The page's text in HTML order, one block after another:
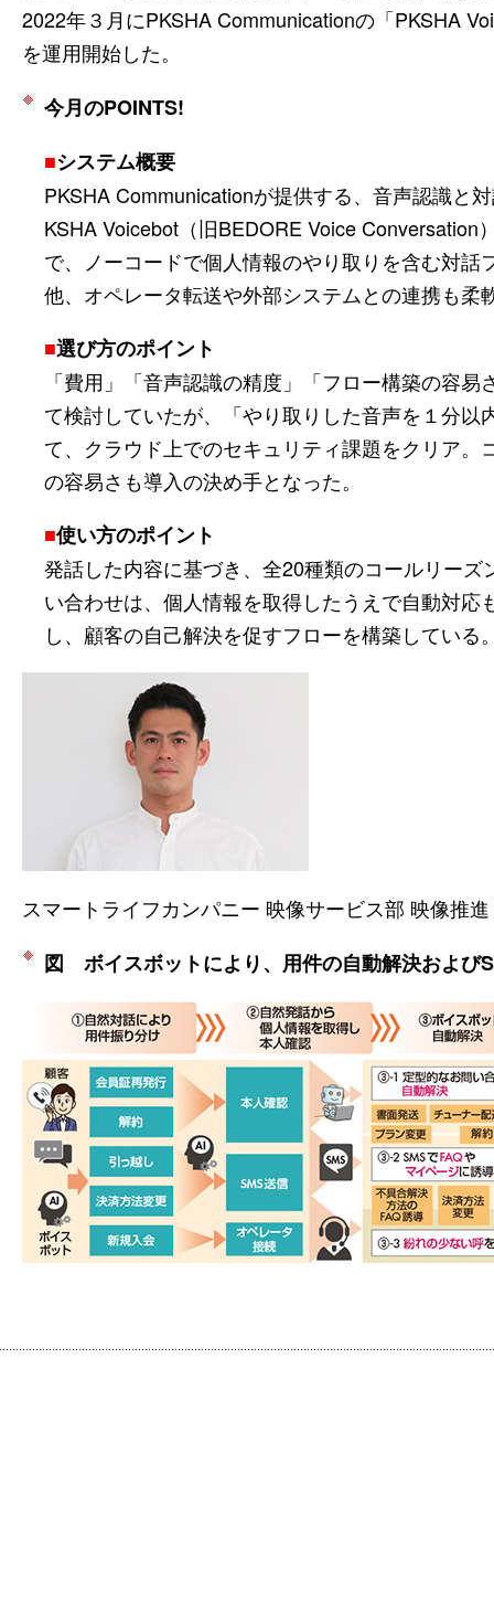
2022年３月にPKSHA Communicationの「PKSHA
を運用開始した。
今月のPOINTS!
■システム概要
PKSHA Communicationが提供する、音声認識と
KSHA Voicebot（旧BEDORE Voice
で、ノーコードで個人情報のやり取りを含む対
他、オペレータ転送や外部システムとの連携も柔
■選び方のポイント
「費用」「音声認識の精度」「フロー構築の容
て検討していたが、「やり取りした音声を１分
て、クラウド上でのセキュリティ課題をクリア
の容易さも導入の決め手となった。
■使い方のポイント
発話した内容に基づき、全20種類のコールリー
い合わせは、個人情報を取得したうえで自動対
し、顧客の自己解決を促すフローを構築している
スマートライフカンパニー 映像サービス部 映像推
図 ボイスボットにより、用件の自動解決および